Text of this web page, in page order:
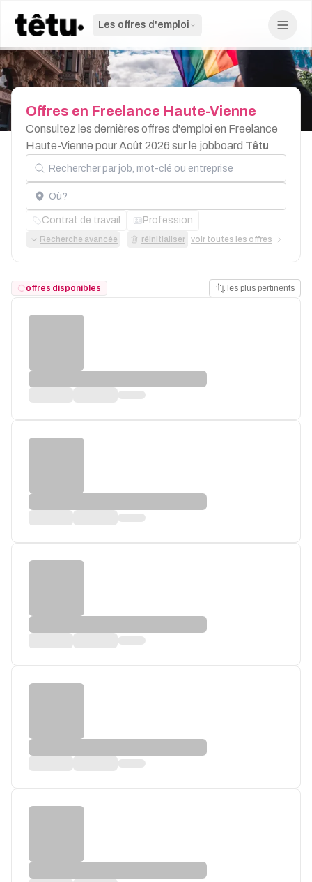
Les offres d'emploi
Offres en Freelance Haute-Vienne
Consultez les dernières offres d'emploi en Freelance
Haute-Vienne pour Août 2026 sur le jobboard Têtu
Rechercher par job, mot-clé ou entreprise
Localisation
Contrat de travail Profession
Recherche avancée réinitialiser voir toutes les offres
offres disponibles les plus pertinents